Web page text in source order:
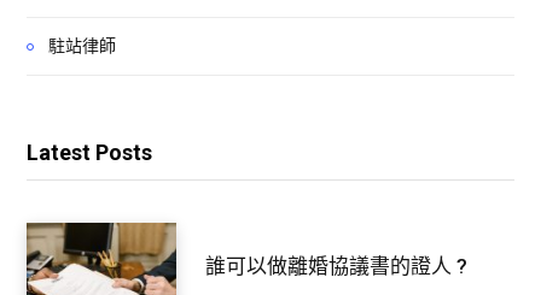
駐站律師
Latest Posts
誰可以做離婚協議書的證人 ?